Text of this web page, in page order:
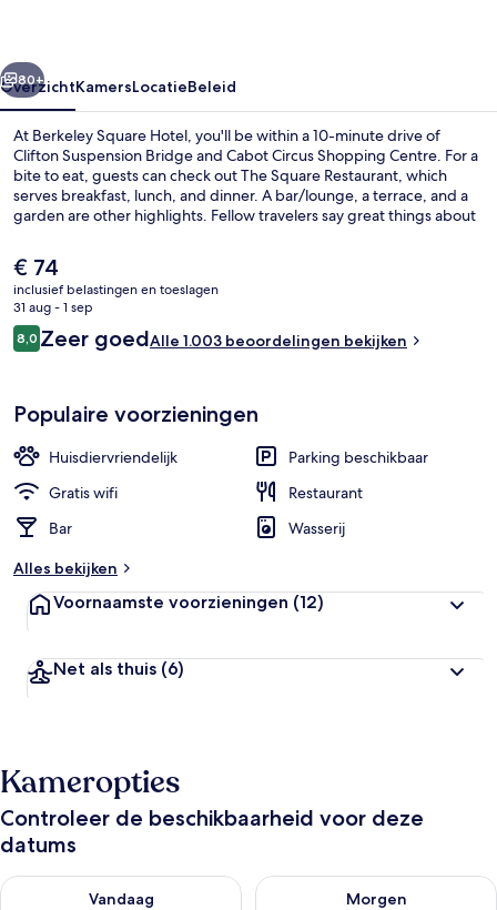
Volgende
80+
OverzichtKamersLocatieBeleid
At Berkeley Square Hotel, you'll be within a 10-minute drive of
Clifton Suspension Bridge and Cabot Circus Shopping Centre. For a
bite to eat, guests can check out The Square Restaurant, which
serves breakfast, lunch, and dinner. A bar/lounge, a terrace, and a
garden are other highlights. Fellow travelers say great things about
De
huidige
prijs
is
€ 74
€ 74
inclusief belastingen en toeslagen
31 aug - 1 sep
Beoordelingen
8,08,0 op 10 –
Zeer goedAlle 1.003 beoordelingen bekijken
Populaire voorzieningen
Huisdiervriendelijk
Parking beschikbaar
Gratis wifi
Restaurant
Bar
Wasserij
Alles bekijken
Voornaamste voorzieningen (12)
Net als thuis (6)
Kameropties
Controleer de beschikbaarheid voor deze
datums
Vandaag
De beschikbaarheid controleren voor vanavond aug 8 - aug 9
Morgen
De beschikbaarheid